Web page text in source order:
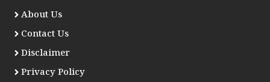
About Us
Contact Us
Disclaimer
Privacy Policy